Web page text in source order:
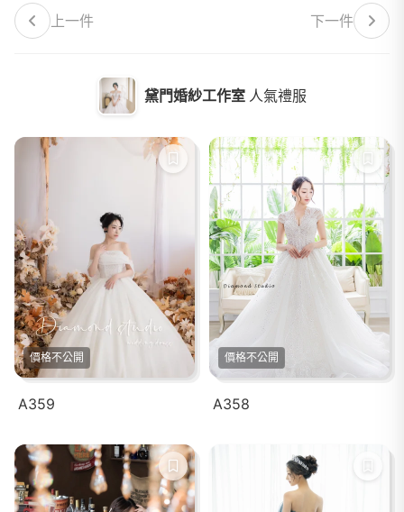
上一件 下一件
黛門婚紗工作室 人氣禮服
價格不公開
A359
價格不公開
A358